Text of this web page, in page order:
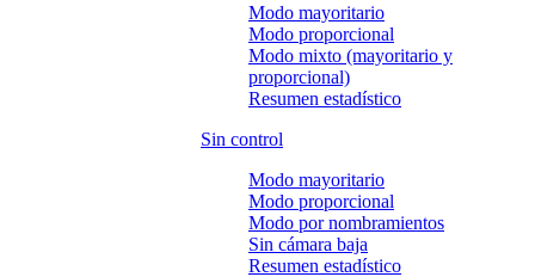
Modo mayoritario
Modo proporcional
Modo mixto (mayoritario y
proporcional)
Resumen estadístico
Sin control
Modo mayoritario
Modo proporcional
Modo por nombramientos
Sin cámara baja
Resumen estadístico